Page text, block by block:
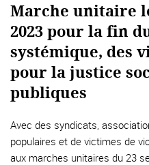
Marche unitaire
2023 pour la fin
systémique, des
pour la justice
publiques
Avec des syndicats,
populaires et de victimes de
aux marches unitaires du 23